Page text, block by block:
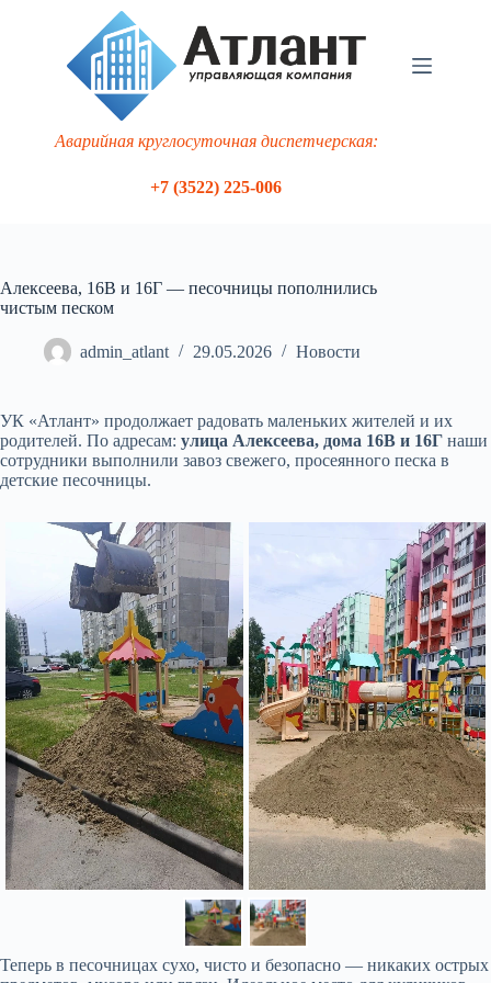
Аварийная круглосуточная диспетчерская:
+7 (3522) 225-006
Алексеева, 16В и 16Г — песочницы пополнились
чистым песком
admin_atlant 29.05.2026 Новости
УК «Атлант» продолжает радовать маленьких жителей и их
родителей. По адресам: улица Алексеева, дома 16В и 16Г наши
сотрудники выполнили завоз свежего, просеянного песка в
детские песочницы.
Теперь в песочницах сухо, чисто и безопасно — никаких острых